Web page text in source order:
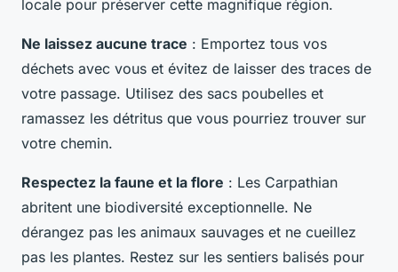
locale pour préserver cette magnifique région.
Ne laissez aucune trace : Emportez tous vos
déchets avec vous et évitez de laisser des traces de
votre passage. Utilisez des sacs poubelles et
ramassez les détritus que vous pourriez trouver sur
votre chemin.
Respectez la faune et la flore : Les Carpathian
abritent une biodiversité exceptionnelle. Ne
dérangez pas les animaux sauvages et ne cueillez
pas les plantes. Restez sur les sentiers balisés pour